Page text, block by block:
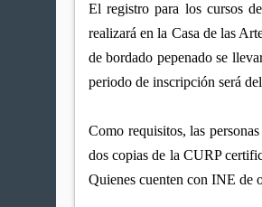
El registro para los cursos
realizará en la Casa de las
de bordado pepenado se
periodo de inscripción será
Como requisitos, las
dos copias de la CURP
Quienes cuenten con INE de